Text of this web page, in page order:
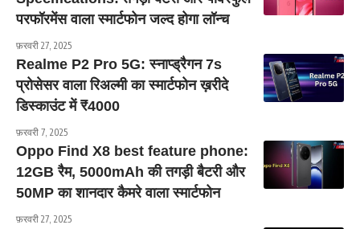
परफॉरमेंस वाला स्मार्टफोन जल्द होगा लॉन्च
फ़रवरी 27, 2025
Realme P2 Pro 5G: स्नाप्ड्रैगन 7s
प्रोसेसर वाला रिअल्मी का स्मार्टफोन ख़रीदे
डिस्काउंट में ₹4000
फ़रवरी 7, 2025
Oppo Find X8 best feature phone:
12GB रैम, 5000mAh की तगड़ी बैटरी और
50MP का शानदार कैमरे वाला स्मार्टफोन
फ़रवरी 27, 2025